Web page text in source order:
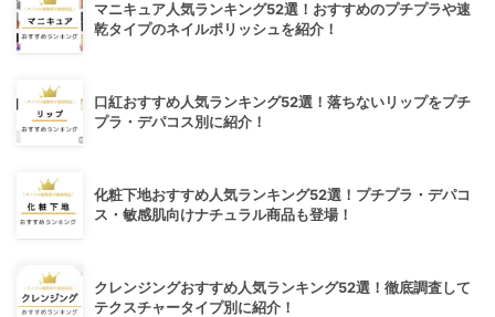
マニキュア人気ランキング52選！おすすめのプチプラや速
乾タイプのネイルポリッシュを紹介！
口紅おすすめ人気ランキング52選！落ちないリップをプチ
プラ・デパコス別に紹介！
化粧下地おすすめ人気ランキング52選！プチプラ・デパコ
ス・敏感肌向けナチュラル商品も登場！
クレンジングおすすめ人気ランキング52選！徹底調査して
テクスチャータイプ別に紹介！